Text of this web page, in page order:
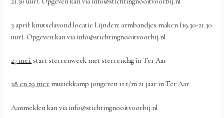
3 april: knutselavond locatie Lijnden: armbandjes maken (19.30-21.30
uur). Opgeven kan via info@stichtingnooitvoorbij.nl
27 mei: start sterrenweek met sterrendag in Ter Aar
28 en 29 mei: muziekkamp jongeren 12 t/m 21 jaar in Ter Aar.
Aanmelden kan via info@stichtingnooitvoorbij.nl